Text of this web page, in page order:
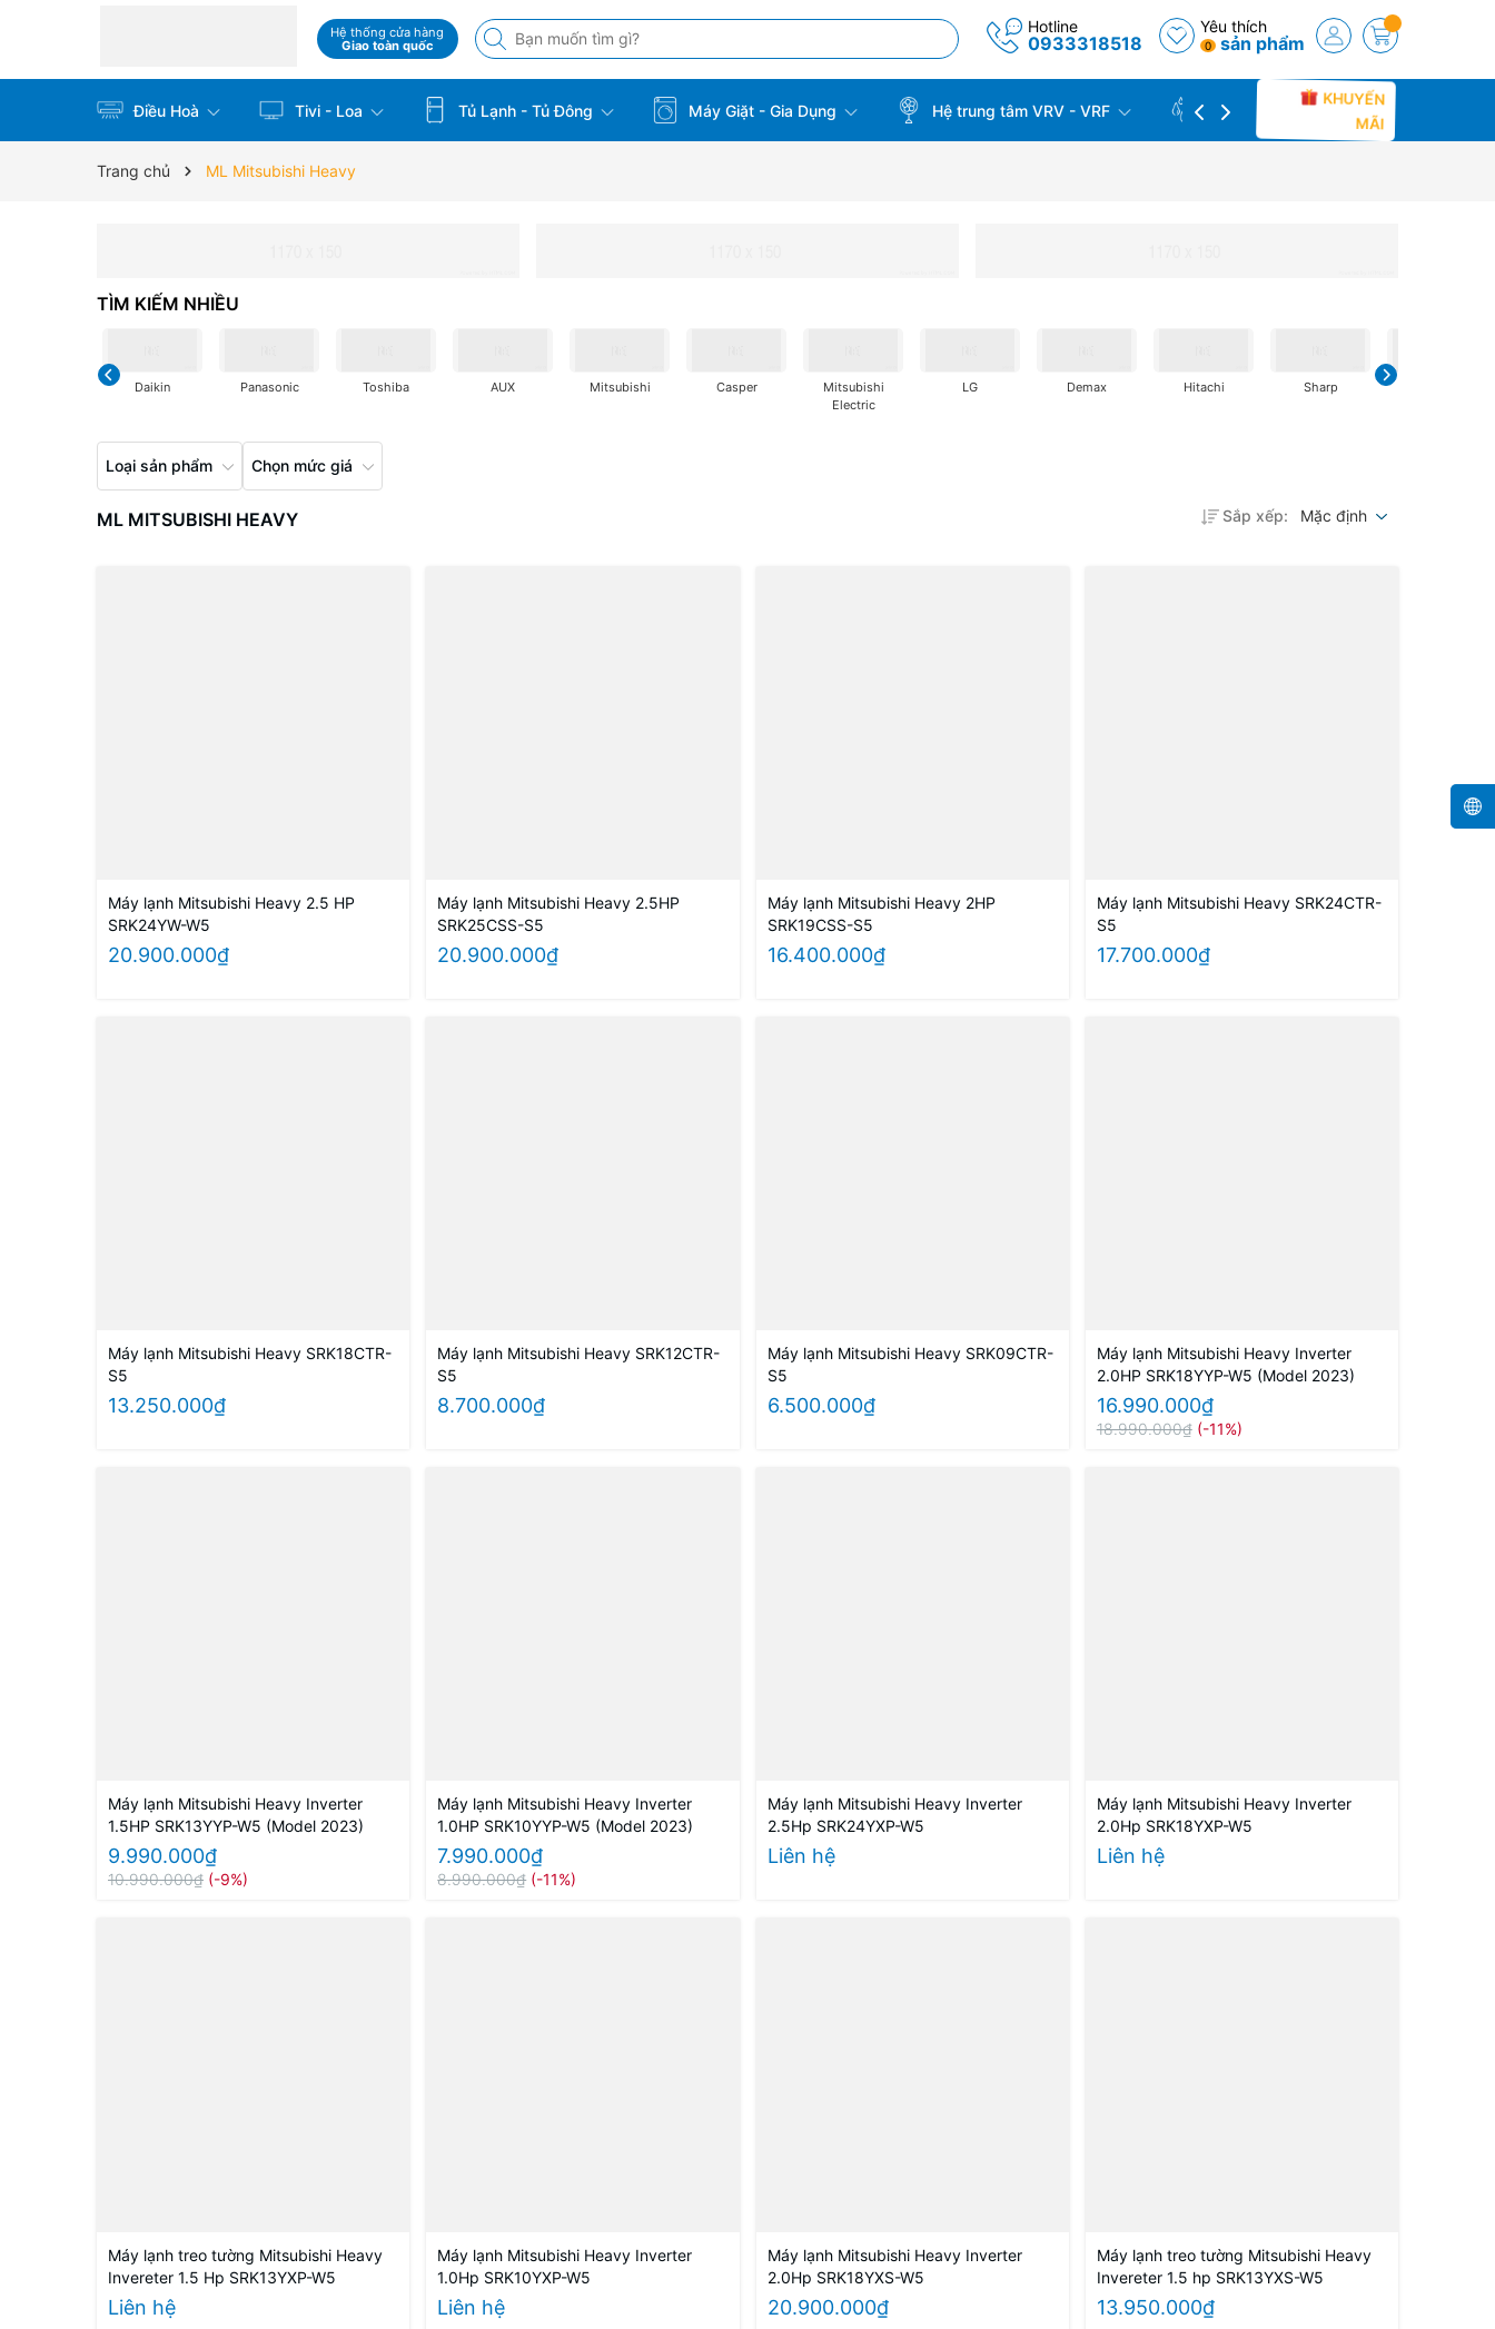
Hệ thống cửa hàng
Giao toàn quốc
Hotline
0933318518
Yêu thích
0 sản phẩm
Điều Hoà Tivi - Loa Tủ Lạnh - Tủ Đông Máy Giặt - Gia Dụng Hệ trung tâm VRV - VRF CÔNG TRÌNH THỰC TẾ
KHUYẾN
MÃI
Trang chủ ML Mitsubishi Heavy
TÌM KIẾM NHIỀU
Daikin Panasonic Toshiba AUX Mitsubishi Casper
Mitsubishi
Electric
LG Demax Hitachi Sharp
Loại sản phẩm Chọn mức giá
Sắp xếp: Mặc định
ML MITSUBISHI HEAVY
Máy lạnh Mitsubishi Heavy 2.5 HP
SRK24YW-W5
20.900.000₫
Máy lạnh Mitsubishi Heavy 2.5HP
SRK25CSS-S5
20.900.000₫
Máy lạnh Mitsubishi Heavy 2HP
SRK19CSS-S5
16.400.000₫
Máy lạnh Mitsubishi Heavy SRK24CTR-
S5
17.700.000₫
Máy lạnh Mitsubishi Heavy SRK18CTR-
S5
13.250.000₫
Máy lạnh Mitsubishi Heavy SRK12CTR-
S5
8.700.000₫
Máy lạnh Mitsubishi Heavy SRK09CTR-
S5
6.500.000₫
Máy lạnh Mitsubishi Heavy Inverter
2.0HP SRK18YYP-W5 (Model 2023)
16.990.000₫
18.990.000₫ (-11%)
Máy lạnh Mitsubishi Heavy Inverter
1.5HP SRK13YYP-W5 (Model 2023)
9.990.000₫
10.990.000₫ (-9%)
Máy lạnh Mitsubishi Heavy Inverter
1.0HP SRK10YYP-W5 (Model 2023)
7.990.000₫
8.990.000₫ (-11%)
Máy lạnh Mitsubishi Heavy Inverter
2.5Hp SRK24YXP-W5
Liên hệ
Máy lạnh Mitsubishi Heavy Inverter
2.0Hp SRK18YXP-W5
Liên hệ
Máy lạnh treo tường Mitsubishi Heavy
Invereter 1.5 Hp SRK13YXP-W5
Liên hệ
Máy lạnh Mitsubishi Heavy Inverter
1.0Hp SRK10YXP-W5
Liên hệ
Máy lạnh Mitsubishi Heavy Inverter
2.0Hp SRK18YXS-W5
20.900.000₫
Máy lạnh treo tường Mitsubishi Heavy
Invereter 1.5 hp SRK13YXS-W5
13.950.000₫